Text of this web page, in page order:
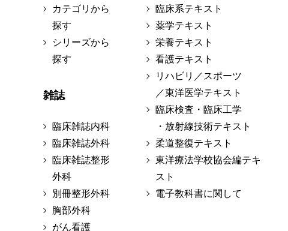
カテゴリから
探す
シリーズから
探す
雑誌
臨床雑誌内科
臨床雑誌外科
臨床雑誌整形
外科
別冊整形外科
胸部外科
がん看護
臨床系テキスト
薬学テキスト
栄養テキスト
看護テキスト
リハビリ／スポーツ
／東洋医学テキスト
臨床検査・臨床工学
・放射線技術テキスト
柔道整復テキスト
東洋療法学校協会編テキ
スト
電子教科書に関して